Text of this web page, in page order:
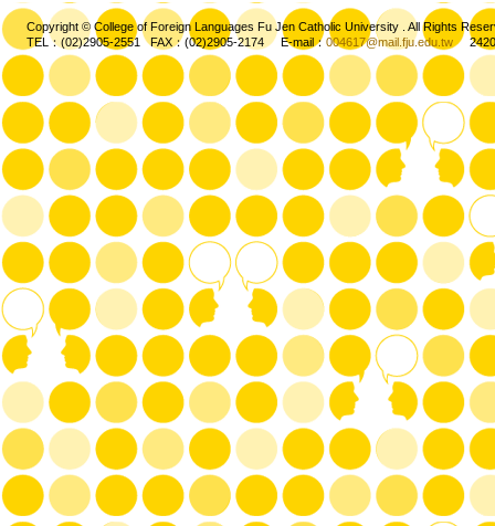
Copyright © College of Foreign Languages Fu Jen Catholic University . All Rights
TEL：(02)2905-2551 FAX：(02)2905-2174 E-mail： 004617@mail.fju.edu.tw 24205